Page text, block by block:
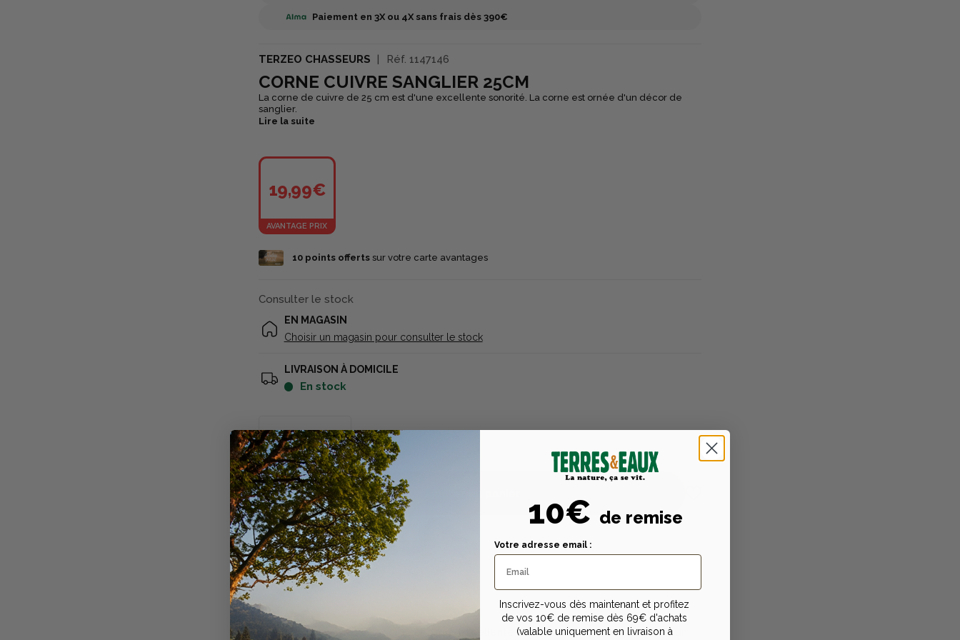
Paiement en 3X ou 4X sans frais dès 390€
TERZEO CHASSEURS Réf. 1147146
CORNE CUIVRE SANGLIER 25CM
La corne de cuivre de 25 cm est d'une excellente sonorité. La corne est ornée d'un décor de
sanglier.
Lire la suite
19,99€
AVANTAGE PRIX
10 points offerts sur votre carte avantages
Consulter le stock
EN MAGASIN
Choisir un magasin pour consulter le stock
LIVRAISON À DOMICILE
en stock
Description Caractéristiques techniques
Description
La corne de cuivre de 25 cm est d'une excellente sonorité. La corne est ornée d'un
10€ de remise
Votre adresse email :
Inscrivez-vous dès maintenant et profitez
de vos 10€ de remise dès 69€ d'achats
(valable uniquement en livraison à